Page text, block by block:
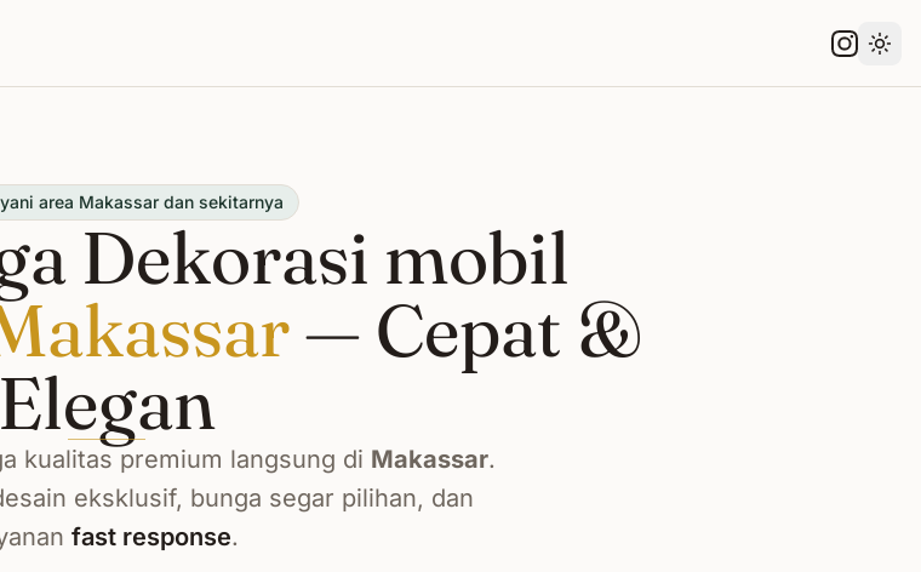
area Makassar dan sekitarnya
Dekorasi mobil
— Cepat &
Elegan
kualitas premium langsung di Makassar.
eksklusif, bunga segar pilihan, dan
fast response.